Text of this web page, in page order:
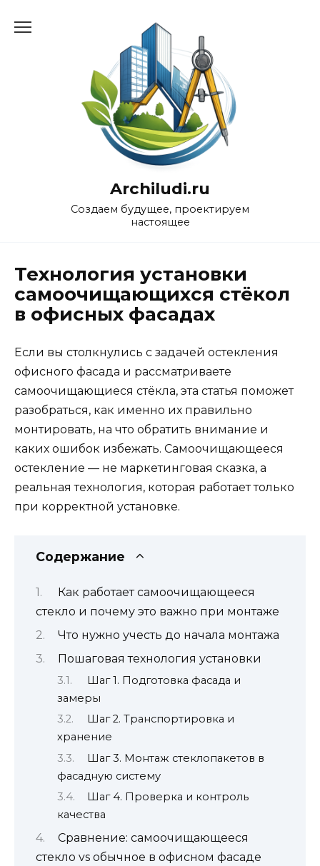
Archiludi.ru
Создаем будущее, проектируем
настоящее
Технология установки
самоочищающихся стёкол
в офисных фасадах
Если вы столкнулись с задачей остекления
офисного фасада и рассматриваете
самоочищающиеся стёкла, эта статья поможет
разобраться, как именно их правильно
монтировать, на что обратить внимание и
каких ошибок избежать. Самоочищающееся
остекление — не маркетинговая сказка, а
реальная технология, которая работает только
при корректной установке.
Содержание
Как работает самоочищающееся
стекло и почему это важно при монтаже
Что нужно учесть до начала монтажа
Пошаговая технология установки
Шаг 1. Подготовка фасада и
замеры
Шаг 2. Транспортировка и
хранение
Шаг 3. Монтаж стеклопакетов в
фасадную систему
Шаг 4. Проверка и контроль
качества
Сравнение: самоочищающееся
стекло vs обычное в офисном фасаде